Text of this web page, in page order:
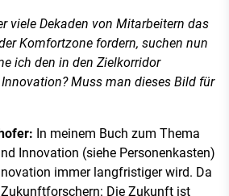
viele Dekaden von Mitarbeitern das
Komfortzone fordern, suchen nun
ich den in den Zielkorridor
Muss man dieses Bild für
In meinem Buch zum Thema
Innovation (siehe Personenkasten)
immer langfristiger wird. Da
Die Zukunft ist